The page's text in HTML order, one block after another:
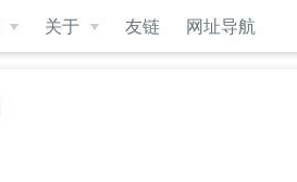
关于 友链 网址导航